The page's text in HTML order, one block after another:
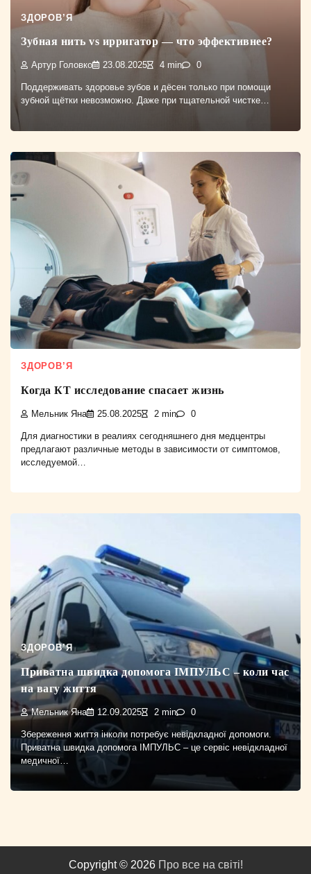
ЗДОРОВ’Я
Зубная нить vs ирригатор — что эффективнее?
Артур Головко 23.08.2025 4 min 0
Поддерживать здоровье зубов и дёсен только при помощи
зубной щётки невозможно. Даже при тщательной чистке…
ЗДОРОВ’Я
Когда КТ исследование спасает жизнь
Мельник Яна 25.08.2025 2 min 0
Для диагностики в реалиях сегодняшнего дня медцентры
предлагают различные методы в зависимости от симптомов,
исследуемой…
ЗДОРОВ’Я
Приватна швидка допомога ІМПУЛЬС – коли час
на вагу життя
Мельник Яна 12.09.2025 2 min 0
Збереження життя інколи потребує невідкладної допомоги.
Приватна швидка допомога ІМПУЛЬС – це сервіс невідкладної
медичної…
Copyright © 2026 Про все на світі!